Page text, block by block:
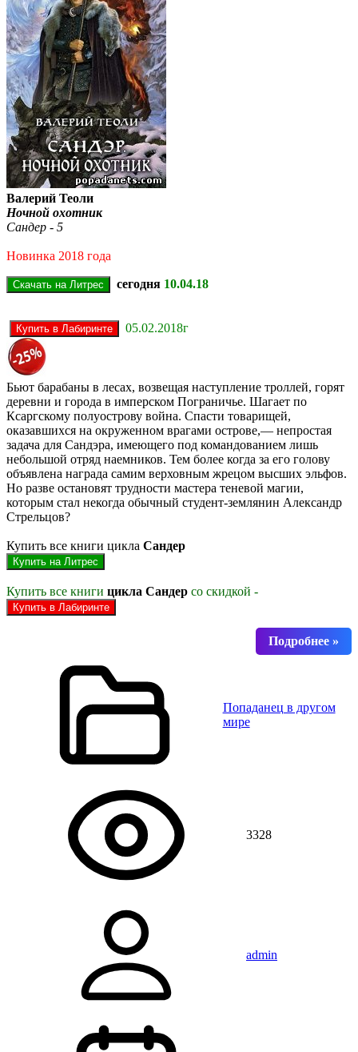
Валерий Теоли
Ночной охотник
Сандер - 5
Новинка 2018 года
сегодня 10.04.18
05.02.2018г
Бьют барабаны в лесах, возвещая наступление троллей, горят
деревни и города в имперском Пограничье. Шагает по
Ксаргскому полуострову война. Спасти товарищей,
оказавшихся на окруженном врагами острове,— непростая
задача для Сандэра, имеющего под командованием лишь
небольшой отряд наемников. Тем более когда за его голову
объявлена награда самим верховным жрецом высших эльфов.
Но разве остановят трудности мастера теневой магии,
которым стал некогда обычный студент-землянин Александр
Стрельцов?
Купить все книги цикла Сандер
Купить все книги цикла Сандер со скидкой -
Попаданец в другом
мире
3328
admin